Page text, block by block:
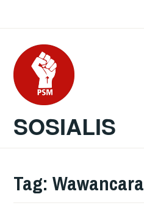
content
SOSIALIS
Tag:Wawancara